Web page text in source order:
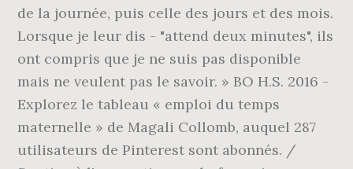
de la journée, puis celle des jours et des mois.
Lorsque je leur dis - "attend deux minutes", ils
ont compris que je ne suis pas disponible
mais ne veulent pas le savoir. » BO H.S. 2016 -
Explorez le tableau « emploi du temps
maternelle » de Magali Collomb, auquel 287
utilisateurs de Pinterest sont abonnés. /